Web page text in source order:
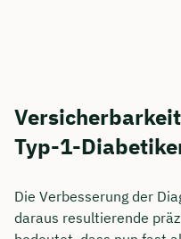
Typ-1-
Die Verbesserung der
daraus resultierende